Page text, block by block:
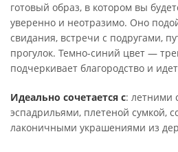
готовый образ, в котором вы
уверенно и неотразимо. Оно
свидания, встречи с подругами,
прогулок. Темно-синий цвет —
подчеркивает благородство и
Идеально сочетается с: летними
эспадрильями, плетеной сумкой,
лаконичными украшениями из